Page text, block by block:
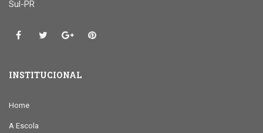
Sul-PR
INSTITUCIONAL
Home
A Escola